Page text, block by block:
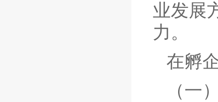
业发展
力。
在孵
（一